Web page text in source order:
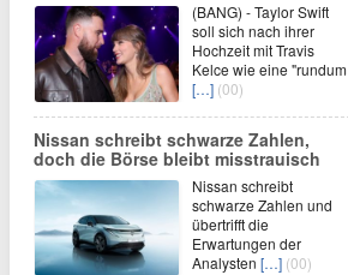
(BANG) - Taylor Swift
soll sich nach ihrer
Hochzeit mit Travis
Kelce wie eine "rundum
[…] (00)
Nissan schreibt schwarze Zahlen,
doch die Börse bleibt misstrauisch
Nissan schreibt
schwarze Zahlen und
übertrifft die
Erwartungen der
Analysten […] (00)